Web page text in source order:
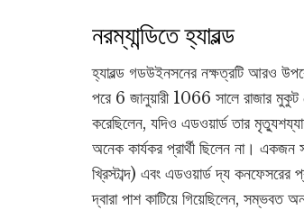
নরম্যান্ডিতে হ্যারল্ড
হ্যারল্ড গডউইনসনের নক্ষত্রটি আরও
পরে 6 জানুয়ারী 1066 সালে রাজার মুকুট
করেছিলেন, যদিও এডওয়ার্ড তার
অনেক কার্যকর প্রার্থী ছিলেন না।
খ্রিস্টাব্দ) এবং এডওয়ার্ড দ্য কনফেসরের
দ্বারা পাশ কাটিয়ে গিয়েছিলেন, সম্ভবত